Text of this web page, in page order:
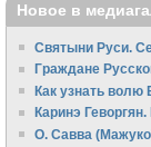
Новое в
Святыни Руси.
Граждане
Как узнать
Каринэ
О. Савва